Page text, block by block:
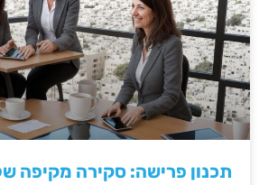
תכנון פרישה: סקירה מקיפה